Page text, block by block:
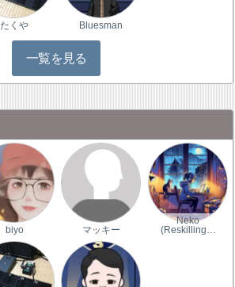
たくや Bluesman
一覧を見る
biyo マッキー
Neko
(Reskilling…